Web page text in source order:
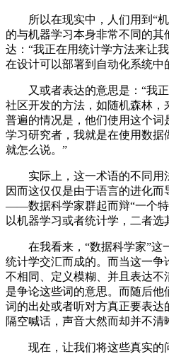
所以在现实中，人们用到“机
的与机器学习本身非常不同的
达：“我正在用统计学方法来让
在设计可以部署到自动化系统中
又或者表达的意思是：“我正
社区开发的方法，如随机森林，
普遍的情况是，他们使用这个词
学习研究者，我就是在使用数
就怎么说。”
实际上，这一术语的不同用
因而这仅仅是由于语言的进化而
——数据科学家群起而辩“一个
以机器学习或者统计学，二者选
在我看来，“数据科学家”这
统计学交汇而成的。而当这一
不相同、定义模糊、并且表达
是争论这些词的意思。而随后
词的出处或者听对方真正要表达
隔空喊话，声音大然而却并不清
现在，让我们将这些真实的